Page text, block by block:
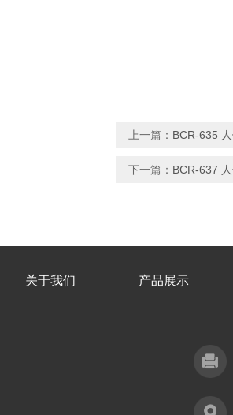
上一篇： BCR-635
下一篇： BCR-637
关于我们 产品展示